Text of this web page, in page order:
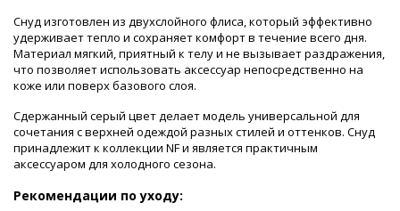
Снуд изготовлен из двухслойного флиса, который эффективно
удерживает тепло и сохраняет комфорт в течение всего дня.
Материал мягкий, приятный к телу и не вызывает раздражения,
что позволяет использовать аксессуар непосредственно на
коже или поверх базового слоя.
Сдержанный серый цвет делает модель универсальной для
сочетания с верхней одеждой разных стилей и оттенков. Снуд
принадлежит к коллекции NF и является практичным
аксессуаром для холодного сезона.
Рекомендации по уходу: